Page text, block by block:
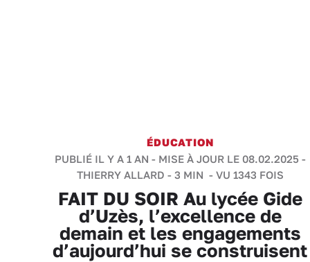
ÉDUCATION
PUBLIÉ IL Y A 1 AN - MISE À JOUR LE 08.02.2025 -
THIERRY ALLARD - 3 MIN - VU 1343 FOIS
FAIT DU SOIR Au lycée Gide
d’Uzès, l’excellence de
demain et les engagements
d’aujourd’hui se construisent